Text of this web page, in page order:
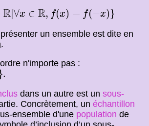
R |∀x ∈ R, f(x) = f(−x)}
x∈R f( x)= (− x)
un ensemble est dite en
.
n'importe pas :
.
dans un autre est unsous-
Concrètement, unéchantillon
ensemble d'une population de